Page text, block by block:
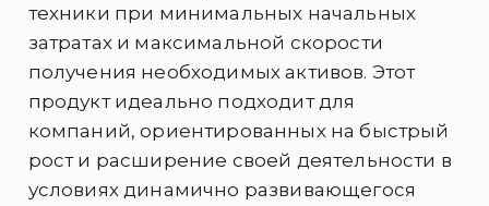
техники при минимальных начальных
затратах и максимальной скорости
получения необходимых активов. Этот
продукт идеально подходит для
компаний, ориентированных на быстрый
рост и расширение своей деятельности в
условиях динамично развивающегося